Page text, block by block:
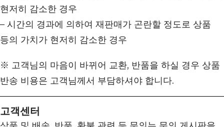
현저히 감소한 경우
– 시간의 경과에 의하여 재판매가 곤란할 정도로 상품
등의 가치가 현저히 감소한 경우
※ 고객님의 마음이 바뀌어 교환, 반품을 하실 경우 상품
반송 비용은 고객님께서 부담하셔야 합니다.
고객센터